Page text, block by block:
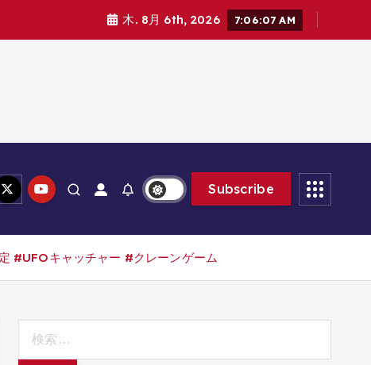
木. 8月 6th, 2026 7:06:08 AM
Subscribe
#UFOキャッチャー #クレーンゲーム